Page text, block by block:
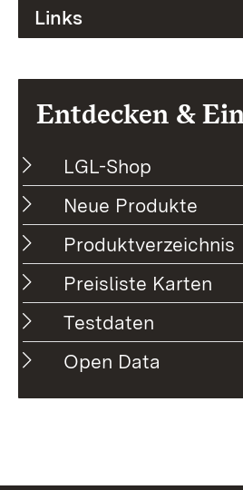
Links
Entdecken &
LGL-Shop
Neue Produkte
Produktverzeichnis
Preisliste Karten
Testdaten
Open Data